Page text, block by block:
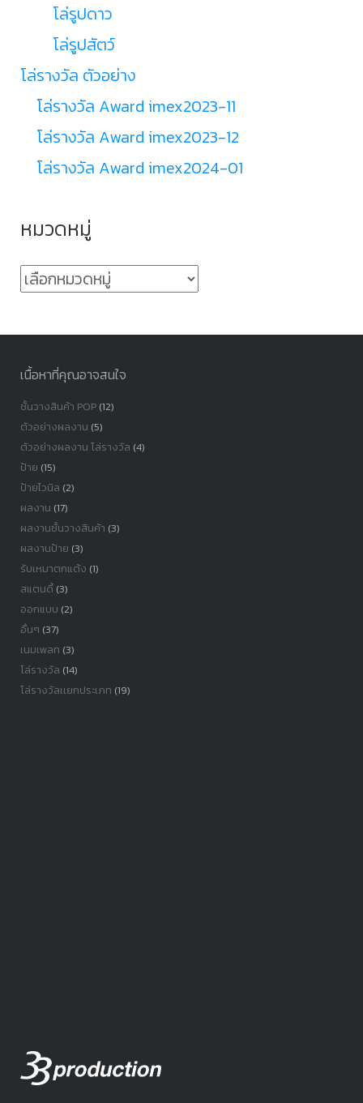
โล่รูปดาว
โล่รูปสัตว์
โล่รางวัล ตัวอย่าง
โล่รางวัล Award imex2023-11
โล่รางวัล Award imex2023-12
โล่รางวัล Award imex2024-01
หมวดหมู่
หมวด
เนื้อหาที่คุณอาจสนใจ
ชั้นวางสินค้า POP(12)
ตัวอย่างผลงาน (5)
ตัวอย่างผลงาน โล่รางวัล (4)
ป้าย (15)
ป้ายไวนิล (2)
ผลงาน (17)
ผลงานชั้นวางสินค้า (3)
ผลงานป้าย (3)
รับเหมาตกแต้ง (1)
สแตนดี้(3)
ออกแบบ (2)
อื่นๆ (37)
เนมเพลท (3)
โล่รางวัล (14)
โล่รางวัลเเยกประเภท (19)